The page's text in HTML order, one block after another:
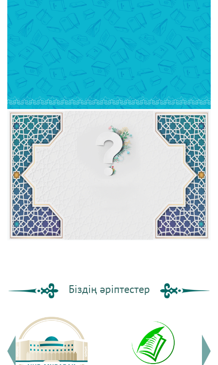
РАМАЗАН – РАХЫМ, КЕШІРІМ
ЖӘНЕ ТОЗАҚТАН ҚҰТЫЛУ АЙЫ
РАМАЗАН ҚАРСАҢЫНДАҒЫ
ПАЙҒАМБАР (ﷺ) ӨСИЕТІ
Мұсылман әдебі 1-дәріс. Имам
Мухаммад әл-Ғазали кі...
«Тәджу әл-‘арус әл-хауи ли-тахзиб
ән-нуфус» кітабы...
Атаиллаһ әс-Сакандаридің «Тәджу
Жүрек сырлары 2-дәріс. Тәубе
тақырыбы. Әр-рисала ә...
Біздің әріптестер